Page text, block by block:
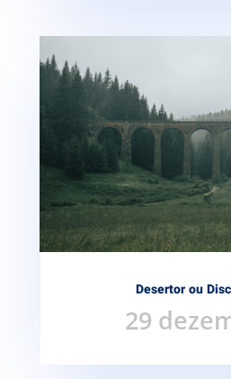
Desertor ou
29